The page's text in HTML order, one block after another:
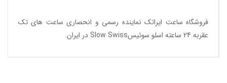
فروشگاه ساعت ایراتک نماینده رسمی و انحصاری ساعت های تک
عقربه 24 ساعته اسلو سوئیسSlow Swiss در ایران
.